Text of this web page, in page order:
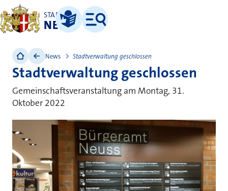
STADT
NEUSS
Leichte Sprache
Menü
News Stadtverwaltung geschlossen
Stadtverwaltung geschlossen
Gemeinschaftsveranstaltung am Montag, 31.
Oktober 2022